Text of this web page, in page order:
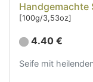
Unsere Box (12)
Informationen
Handgemachte
[100g/3,53oz]
4.40 €
Seife mit